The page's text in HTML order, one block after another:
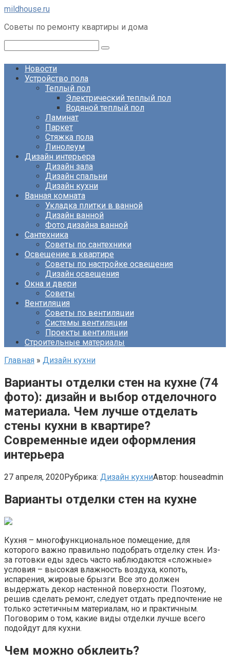
Перейти
контенту
mildhouse.ru
Советы по ремонту квартиры и дома
Новости
Устройство пола
Теплый пол
Электрический теплый пол
Водяной теплый пол
Ламинат
Паркет
Стяжка пола
Линолеум
Дизайн интерьера
Дизайн зала
Дизайн спальни
Дизайн кухни
Ванная комната
Укладка плитки в ванной
Дизайн ванной
Фото дизайна ванной
Сантехника
Советы по сантехники
Освещение в квартире
Советы по настройке освещения
Дизайн освещения
Окна и двери
Советы
Вентиляция
Советы по вентиляции
Системы вентиляции
Проекты вентиляции
Строительные материалы
Главная » Дизайн кухни
Варианты отделки стен на кухне (74
фото): дизайн и выбор отделочного
материала. Чем лучше отделать
стены кухни в квартире?
Современные идеи оформления
интерьера
27 апреля, 2020Рубрика: Дизайн кухниАвтор: houseadmin
Варианты отделки стен на кухне
Кухня – многофункциональное помещение, для
которого важно правильно подобрать отделку стен. Из-
за готовки еды здесь часто наблюдаются «сложные»
условия – высокая влажность воздуха, копоть,
испарения, жировые брызги. Все это должен
выдержать декор настенной поверхности. Поэтому,
решив сделать ремонт, следует отдать предпочтение не
только эстетичным материалам, но и практичным.
Поговорим о том, какие виды отделки лучше всего
подойдут для кухни.
Чем можно обклеить?